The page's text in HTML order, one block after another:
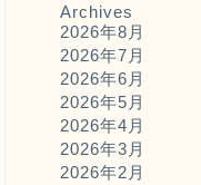
Archives
2026年8月
2026年7月
2026年6月
2026年5月
2026年4月
2026年3月
2026年2月